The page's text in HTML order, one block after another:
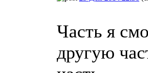
Часть я
другую